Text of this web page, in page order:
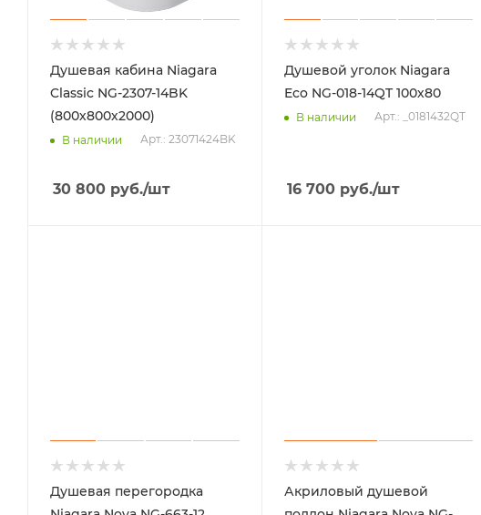
Душевая кабина Niagara
Classic NG-2307-14BK
(800х800х2000)
В наличии Арт.: 23071424BK
30 800 руб./шт
Душевой уголок Niagara
Eco NG-018-14QT 100х80
В наличии Арт.: _0181432QT
16 700руб./шт
Душевая перегородка
Акриловый душевой